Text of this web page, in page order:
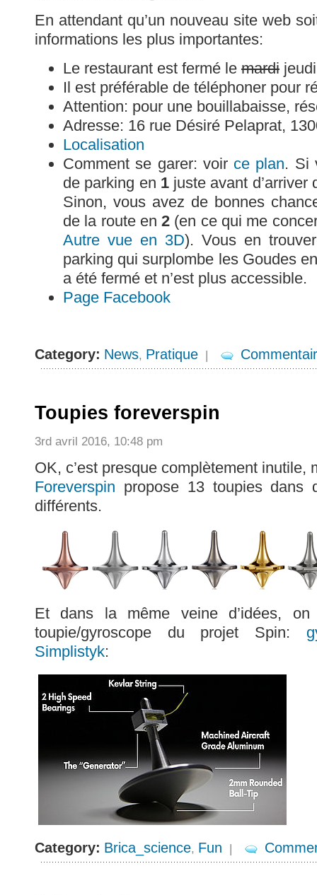
En attendant qu’un nouveau site web
informations les plus importantes:
Le restaurant est fermé le mardi
Il est préférable de téléphoner pour
Attention: pour une bouillabaisse,
Adresse: 16 rue Désiré Pelaprat,
Localisation
Comment se garer: voir ce plan. Si
de parking en 1juste avant d’arriver
Sinon, vous avez de bonnes
de la route en2 (en ce qui me
Autre vue en 3D). Vous en
parking qui surplombe les Goudes
a été fermé et n’est plus accessible.
Page Facebook
Category: News, Pratique |
Toupies foreverspin
3rd avril 2016, 10:48 pm
OK, c’est presque complètement inutile,
Foreverspin propose 13 toupies dans
différents.
Et dans la même veine d’idées,
toupie/gyroscope du projet Spin:
Simplistyk:
Category: Brica_science, Fun |